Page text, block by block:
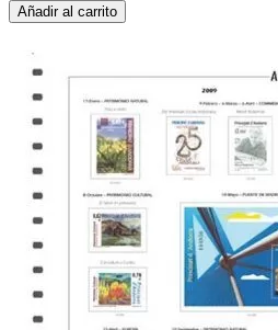
Añadir al carrito